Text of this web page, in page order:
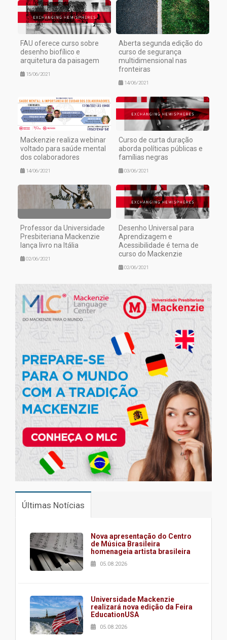
FAU oferece curso sobre
desenho biofílico e
arquitetura da paisagem
15/06/2021
Aberta segunda edição do
curso de segurança
multidimensional nas
fronteiras
14/06/2021
Mackenzie realiza webinar
voltado para saúde mental
dos colaboradores
14/06/2021
Curso de curta duração
aborda políticas públicas e
famílias negras
03/06/2021
Professor da Universidade
Presbiteriana Mackenzie
lança livro na Itália
02/06/2021
Desenho Universal para
Aprendizagem e
Acessibilidade é tema de
curso do Mackenzie
02/06/2021
Últimas Notícias
Nova apresentação do Centro
de Música Brasileira
homenageia artista brasileira
05.08.2026
Universidade Mackenzie
realizará nova edição da Feira
EducationUSA
05.08.2026